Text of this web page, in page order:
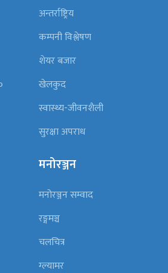
अन्तर्राष्ट्रिय
कम्पनी विश्लेषण
शेयर बजार
खेलकुद
स्वास्थ्य-जीवनशैली
सुरक्षा अपराध
मनोरञ्जन
मनोरञ्जन सम्वाद
रङ्गमञ्च
चलचित्र
ग्ल्यामर